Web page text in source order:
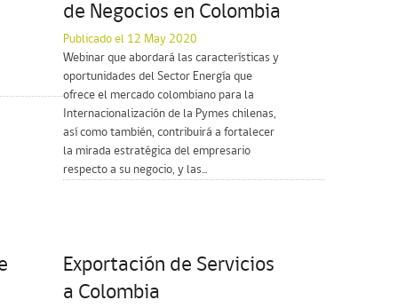
de Negocios en Colombia
Publicado el 12 May 2020
Webinar que abordará las características y
oportunidades del Sector Energía que
ofrece el mercado colombiano para la
Internacionalización de la Pymes chilenas,
así como también, contribuirá a fortalecer
la mirada estratégica del empresario
respecto a su negocio, y las...
Exportación de Servicios
a Colombia